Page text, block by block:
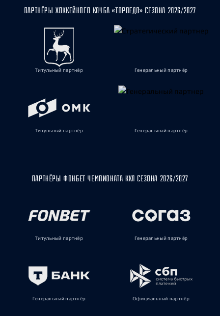
ПАРТНЁРЫ ХОККЕЙНОГО КЛУБА «ТОРПЕДО» СЕЗОНА 2026/2027
Титульный партнёр Генеральный партнёр
Титульный партнёр Генеральный партнёр
ПАРТНЁРЫ ФОНБЕТ ЧЕМПИОНАТА КХЛ СЕЗОНА 2026/2027
Титульный партнёр Генеральный партнёр
Генеральный партнёр Официальный партнёр